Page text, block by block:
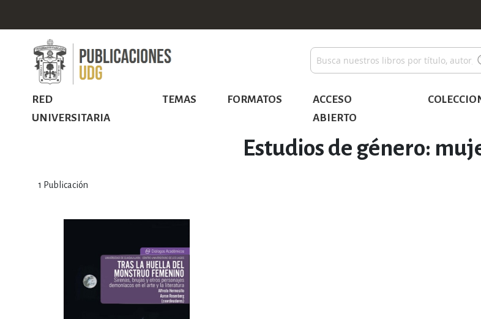
Buscar
RED
UNIVERSITARIA
TEMAS FORMATOS
ACCESO
ABIERTO
Estudios de género:
1 Publicación